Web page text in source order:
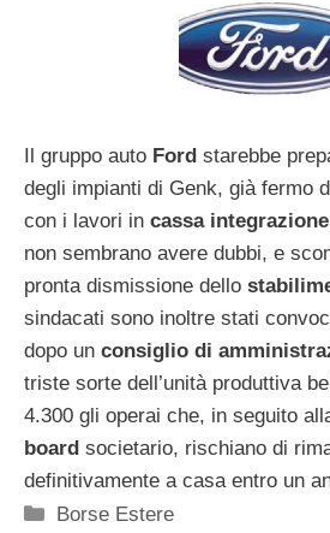
Il gruppo auto Ford starebbe
degli impianti di Genk, già fermo
con i lavori in cassa integrazione
non sembrano avere dubbi, e
pronta dismissione dello
sindacati sono inoltre stati
dopo un consiglio di
triste sorte dell’unità produttiva
4.300 gli operai che, in seguito
board societario, rischiano di
definitivamente a casa entro un
Categorie
Borse Estere